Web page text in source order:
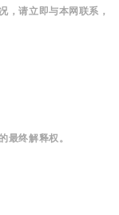
，请立即与本网联系，
最终解释权。